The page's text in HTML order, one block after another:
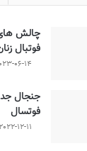
چالش
فوتبال
06-14
جنجال
فوتسال
2022-12-11